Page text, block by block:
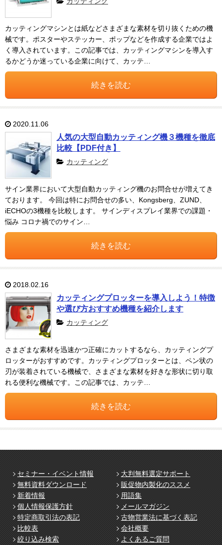
カッティングマシンとは紙などさまざまな素材を切り抜くための機
械です。ポスターやステッカー、ポップなどを作成する企業ではよ
く導入されています。この記事では、カッティングマシンを導入す
るかどうか迷っている企業に向けて、カッテ…
続きを読む
2020.11.06
人気の大型自動カッティング機３機種を徹底
比較【PDF付き】
カッティング
サイン業界において大型自動カッティング機のお問合せが増えてき
ております。 今回は特にお問合せの多い、Kongsberg、ZUND、
iECHOの3機種を比較します。 サインディスプレイ業界での課題・
悩み コロナ禍でのサイン…
続きを読む
2018.02.16
カッティングプロッターを導入しよう！特徴
や選び方おすすめ機種を紹介します
カッティング
さまざまな素材を迅速かつ正確にカットするなら、カッティングプ
ロッターがおすすめです。カッティングプロッターとは、ペン状の
刃が装着されている機械で、さまざまな素材を好きな形状に切り取
れる便利な機械です。この記事では、カッテ…
続きを読む
セミナー・イベント情報
大判無料選定サポート
無料資料ダウンロード
販促物内製化のススメ
新着情報
用語集
個人情報保護方針
メールマガジン
特定商取引法の表記
古物営業法に基づく表記
比較表
会社概要
絞り込み検索
よくあるご質問